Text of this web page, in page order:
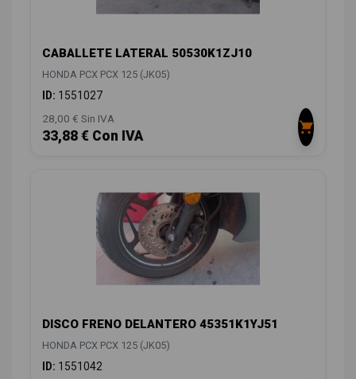
CABALLETE LATERAL 50530K1ZJ10
HONDA PCX PCX 125 (JK05)
ID: 1551027
28,00 € Sin IVA
33,88 € Con IVA
DISCO FRENO DELANTERO 45351K1YJ51
HONDA PCX PCX 125 (JK05)
ID: 1551042